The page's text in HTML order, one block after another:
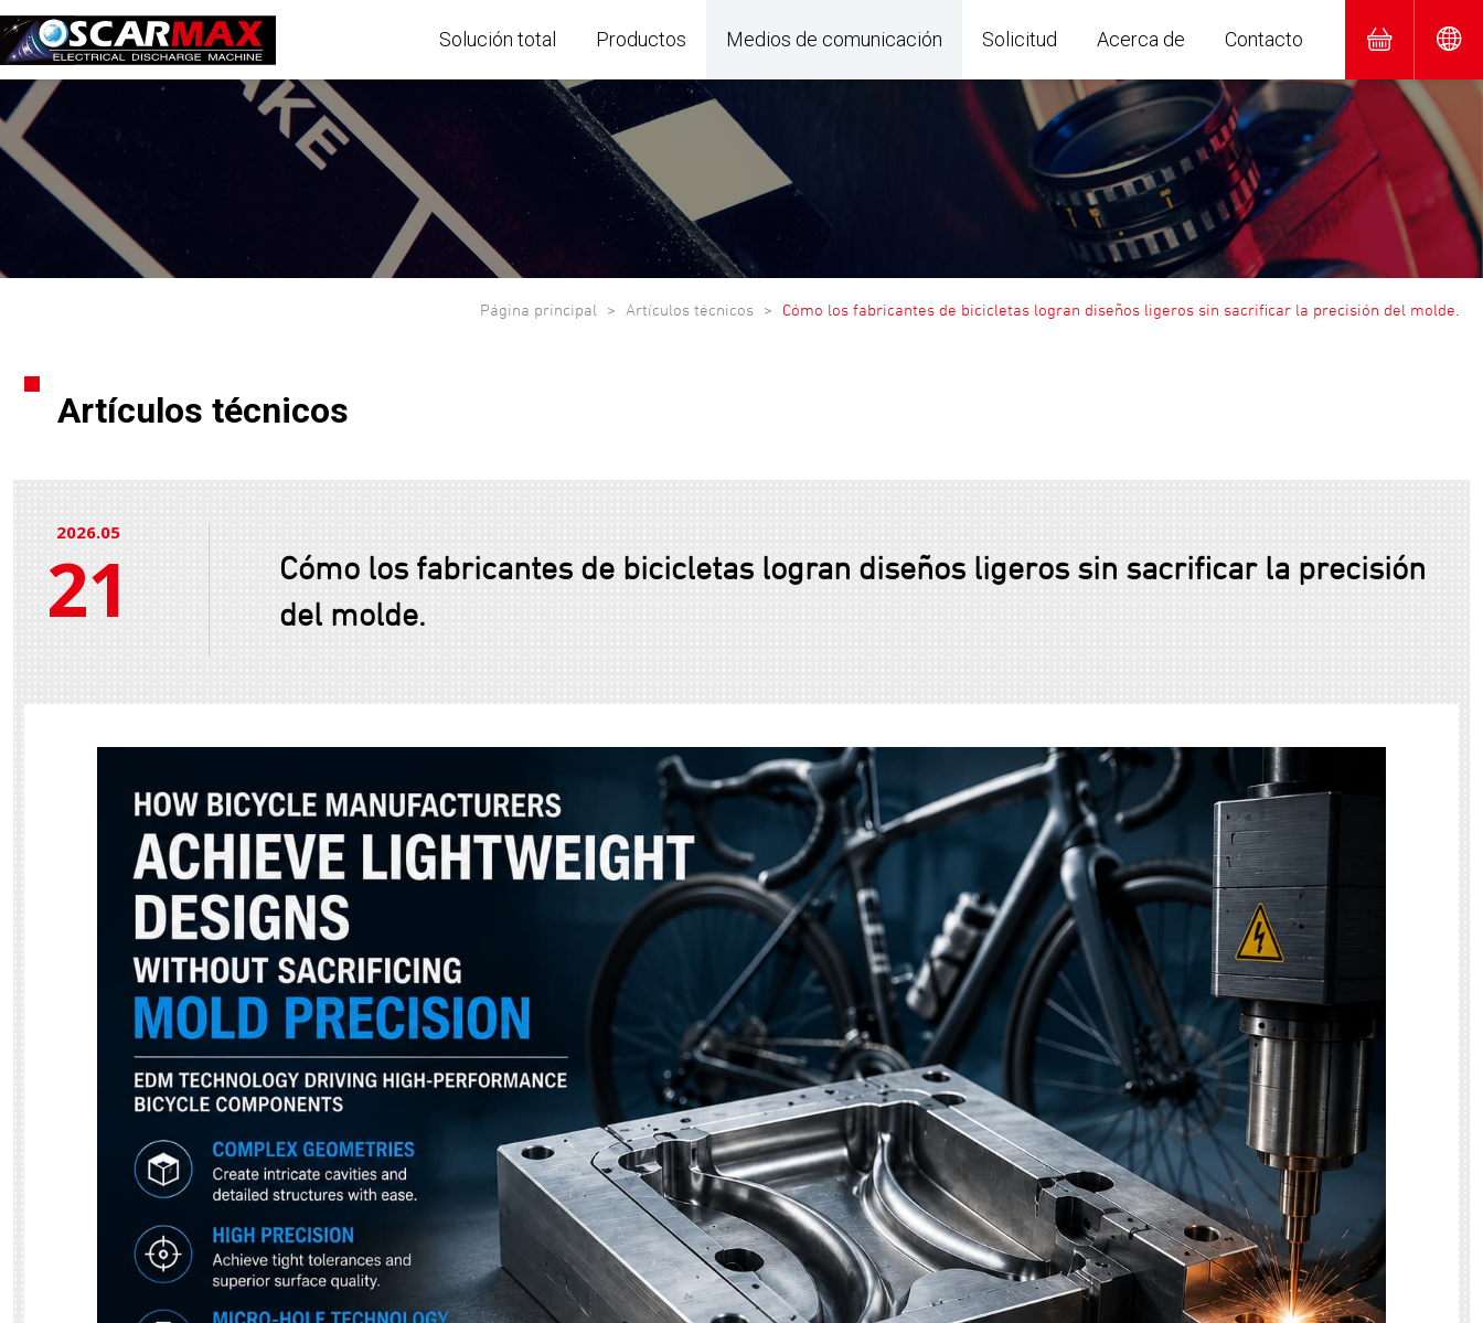
Solución total Productos Medios de comunicación Solicitud Acerca de Contacto
Artículos técnicos
Página principal Artículos técnicos Cómo los fabricantes de bicicletas logran diseños ligeros sin sacrificar la precisión del molde.
2026.05
21
Cómo los fabricantes de bicicletas logran diseños ligeros sin sacrificar la precisión
del molde.